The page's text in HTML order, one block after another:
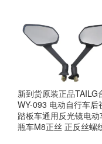
新到货原装正品TAILG
WY-093 电动自行车后
踏板车通用反光镜电动
瓶车M8正丝 正反丝螺